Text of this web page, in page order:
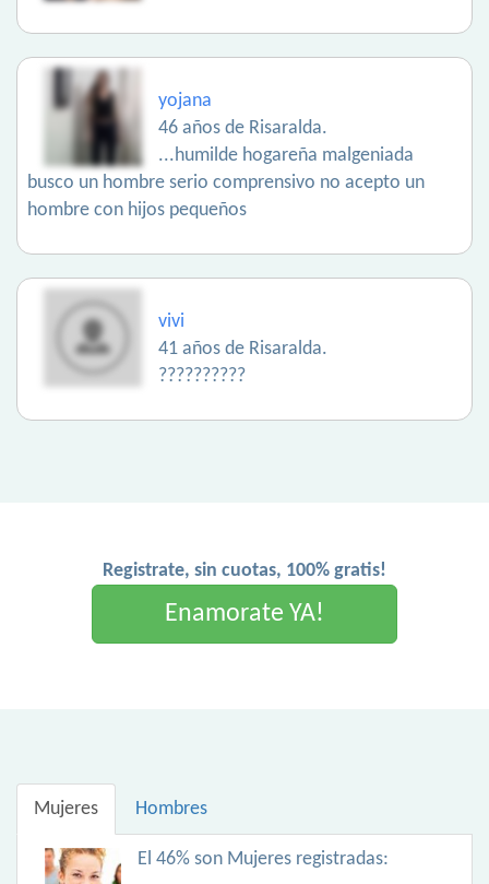
yojana
46 años de Risaralda.
...humilde hogareña malgeniada
busco un hombre serio comprensivo no acepto un
hombre con hijos pequeños
vivi
41 años de Risaralda.
??????????
Registrate, sin cuotas, 100% gratis!
Enamorate YA!
Mujeres Hombres
El 46% son Mujeres registradas: